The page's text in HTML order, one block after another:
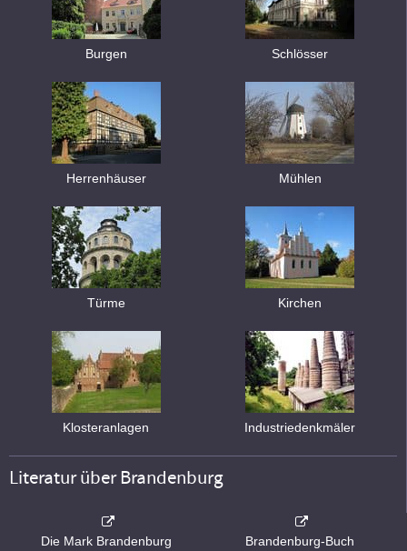
Burgen Schlösser
Herrenhäuser Mühlen
Türme Kirchen
Klosteranlagen Industriedenkmäler
Literatur über Brandenburg
Die Mark Brandenburg Brandenburg-Buch